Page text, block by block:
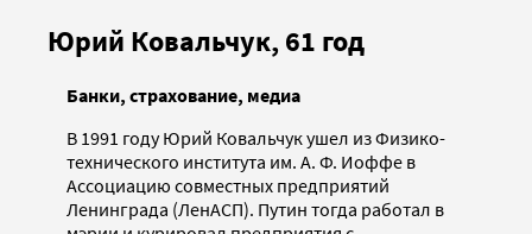
Юрий Ковальчук, 61 год
Банки, страхование, медиа
В 1991 году Юрий Ковальчук ушел из Физико-
технического института им. А. Ф. Иоффе в
Ассоциацию совместных предприятий
Ленинграда (ЛенАСП). Путин тогда работал в